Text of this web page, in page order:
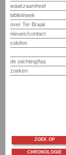
waakzaamheid
bibliotheek
over Ter Braak
nieuws/contact
colofon
de stichting/faq
zoeken
ZOEK OP
CHRONOLOGIE